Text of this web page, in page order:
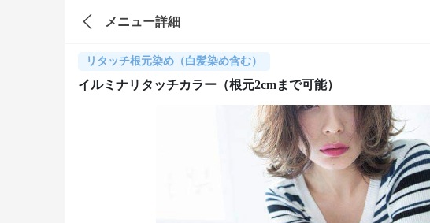
メニュー詳細
リタッチ根元染め（白髪染め含む）
イルミナリタッチカラー（根元2cmまで可能）